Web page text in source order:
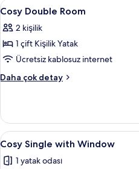
detay
Cosy
Double
Room
için
tüm
fotoğrafları
5
Cosy Double Room
2 kişilik
1 çift Kişilik Yatak
Ücretsiz kablosuz internet
Daha çok detay
Cosy
daha
fazla
detay
Cosy
Single
with
6
Cosy Single with Window
1 yatak odası